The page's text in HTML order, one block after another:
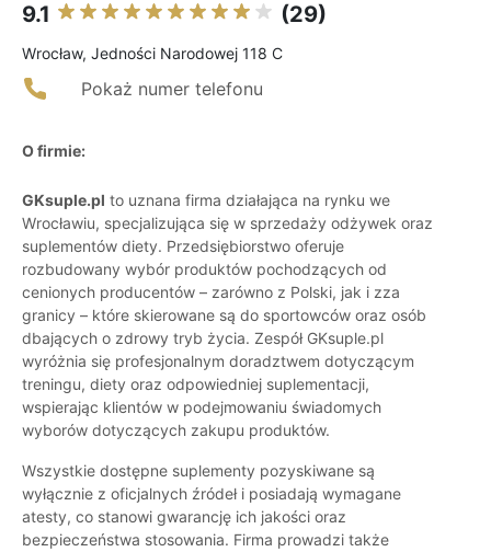
9.1 (29)
Wrocław, Jedności Narodowej 118 C
Pokaż numer telefonu
O firmie:
GKsuple.pl to uznana firma działająca na rynku we
Wrocławiu, specjalizująca się w sprzedaży odżywek oraz
suplementów diety. Przedsiębiorstwo oferuje
rozbudowany wybór produktów pochodzących od
cenionych producentów – zarówno z Polski, jak i zza
granicy – które skierowane są do sportowców oraz osób
dbających o zdrowy tryb życia. Zespół GKsuple.pl
wyróżnia się profesjonalnym doradztwem dotyczącym
treningu, diety oraz odpowiedniej suplementacji,
wspierając klientów w podejmowaniu świadomych
wyborów dotyczących zakupu produktów.
Wszystkie dostępne suplementy pozyskiwane są
wyłącznie z oficjalnych źródeł i posiadają wymagane
atesty, co stanowi gwarancję ich jakości oraz
bezpieczeństwa stosowania. Firma prowadzi także